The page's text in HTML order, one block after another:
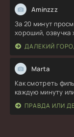
Aminzzz
За 20 минут
хороший, озвучка
ДАЛЕКИЙ
Marta
Как смотреть
каждую минуту
ПРАВДА ИЛИ